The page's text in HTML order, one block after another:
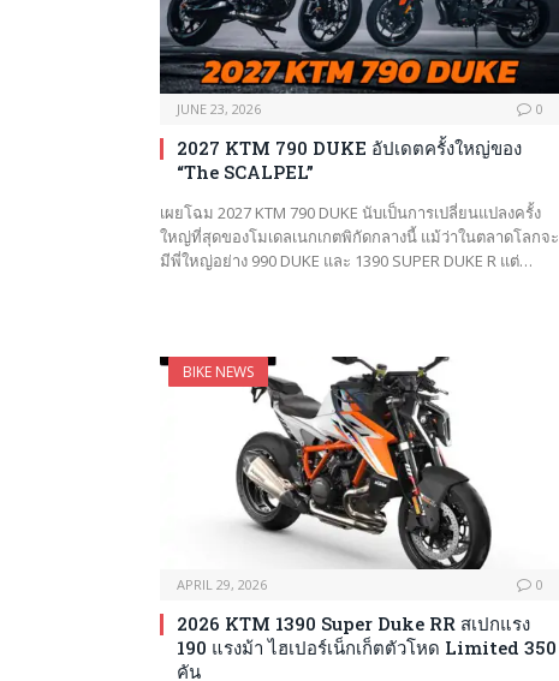
JUNE 23, 2026 0
2027 KTM 790 DUKE อัปเดตครั้งใหญ่ของ
“The SCALPEL”
เผยโฉม 2027 KTM 790 DUKE นับเป็นการเปลี่ยนแปลงครั้ง
ใหญ่ที่สุดของโมเดลเนกเกตพิกัดกลางนี้ แม้ว่าในตลาดโลกจะ
มีพี่ใหญ่อย่าง 990 DUKE และ 1390 SUPER DUKE R แต่…
BIKE NEWS
APRIL 29, 2026 0
2026 KTM 1390 Super Duke RR สเปกแรง
190 แรงม้า ไฮเปอร์เน็กเก็ตตัวโหด Limited 350
คัน